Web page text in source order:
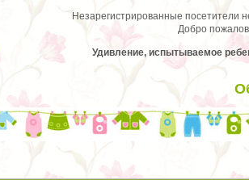
Незарегистрированные посетители
Добро
Удивление, испытываемое